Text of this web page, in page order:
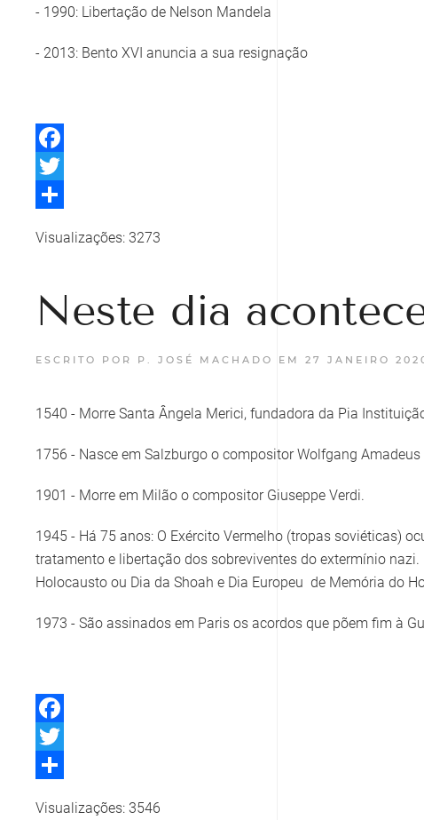
- 1990: Libertação de Nelson Mandela
- 2013: Bento XVI anuncia a sua resignação
Facebook
Twitter
Visualizações: 3273
Neste dia
ESCRITO POR P. JOSÉ MACHADO EM 27 JANEIRO
1540 - Morre Santa Ângela Merici, fundadora da Pia
1756 - Nasce em Salzburgo o compositor Wolfgang
1901 - Morre em Milão o compositor Giuseppe Verdi.
1945 - Há 75 anos: O Exército Vermelho (tropas soviéticas)
tratamento e libertação dos sobreviventes do extermínio
Holocausto ou Dia da Shoah e Dia Europeu de Memória do
1973 - São assinados em Paris os acordos que põem fim à
Facebook
Twitter
Visualizações: 3546